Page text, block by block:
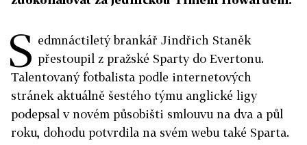
S edmnáctiletý brankář Jindřich Staněk
přestoupil z pražské Sparty do Evertonu.
Talentovaný fotbalista podle internetových
stránek aktuálně šestého týmu anglické ligy
podepsal v novém působišti smlouvu na dva a půl
roku, dohodu potvrdila na svém webu také Sparta.